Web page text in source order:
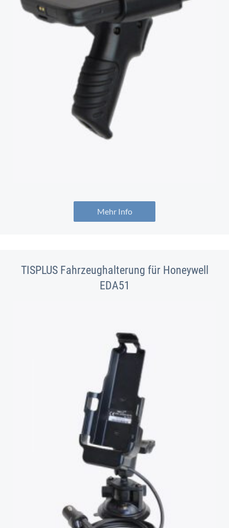
Mehr Info
TISPLUS Fahrzeughalterung für Honeywell
EDA51